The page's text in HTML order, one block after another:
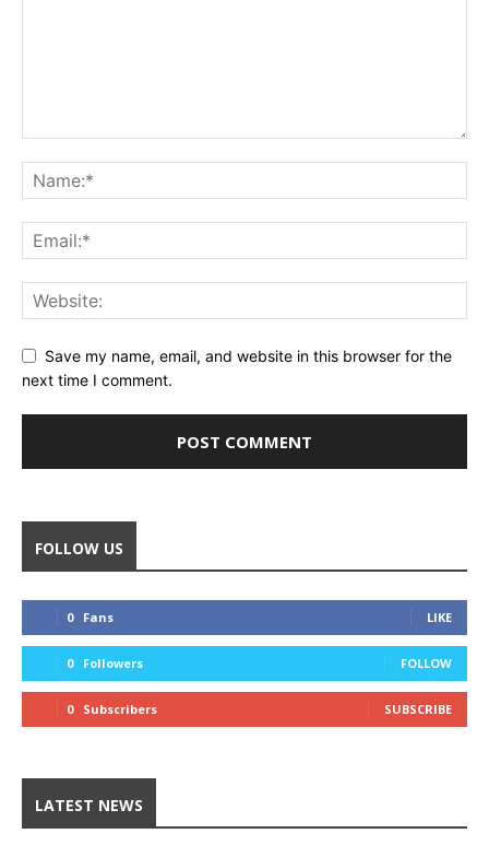
Save my name, email, and website in this browser for the
next time I comment.
FOLLOW US
0 Fans LIKE
0 Followers FOLLOW
0 Subscribers SUBSCRIBE
LATEST NEWS